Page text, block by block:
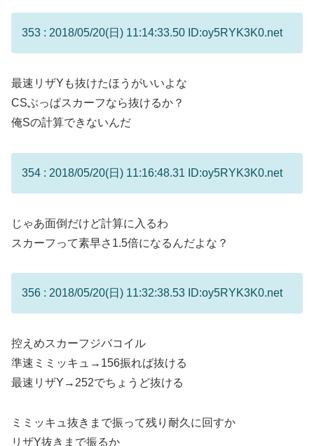
353 : 2018/05/20(日) 11:14:33.50 ID:oy5RYK3K0.net
最速リザYも抜けたほうがいいよな
CSぶっぱスカーフなら抜けるか？
俺Sの計算できないんだ
354 : 2018/05/20(日) 11:16:48.31 ID:oy5RYK3K0.net
じゃあ面倒だけど計算に入るわ
スカーフって素早さ1.5倍になるんだよな？
356 : 2018/05/20(日) 11:32:38.53 ID:oy5RYK3K0.net
控えめスカーフジバコイル
準速ミミッキュ→156振れば抜ける
最速リザY→252でちょうど抜ける
ミミッキュ抜きまで振って残り耐久に回すか
リザY抜きまで振るか